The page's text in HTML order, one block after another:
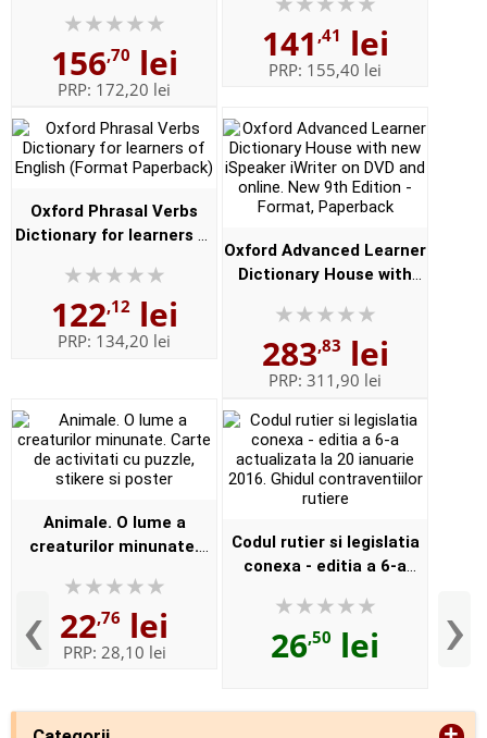
‹
- Format, Paperback
156,70 lei
PRP: 172,20 lei
(With answers)
141 ,41 lei
PRP: 155,40 lei
Oxford Phrasal Verbs
Dictionary for learners of
Paperback)
122,12lei
PRP: 134,20 lei
Oxford Advanced Learner
Dictionary House with
DVD and online. New 9th
Edition - Format,
Paperbac...
283,83 lei
PRP: 311,90 lei
Animale. O lume a
creaturilor minunate.
puzzle, stikere si poster
22,76 lei
PRP: 28,10 lei
Codul rutier si legislatia
conexa - editia a 6-a
2016. Ghidul
contraventiilor rutiere
26,50 lei ›